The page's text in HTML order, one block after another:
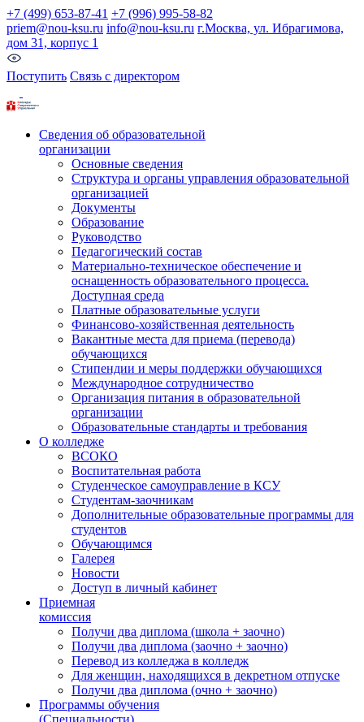
+7 (499) 653-87-41 +7 (996) 995-58-82
priem@nou-ksu.ru info@nou-ksu.ru г.Москва, ул. Ибрагимова,
дом 31, корпус 1
Поступить Связь с директором
Сведения об образовательной
организации
Основные сведения
Структура и органы управления образовательной
организацией
Документы
Образование
Руководство
Педагогический состав
Материально-техническое обеспечение и
оснащенность образовательного процесса.
Доступная среда
Платные образовательные услуги
Финансово-хозяйственная деятельность
Вакантные места для приема (перевода)
обучающихся
Стипендии и меры поддержки обучающихся
Международное сотрудничество
Организация питания в образовательной
организации
Образовательные стандарты и требования
О колледже
ВСОКО
Воспитательная работа
Студенческое самоуправление в КСУ
Студентам-заочникам
Дополнительные образовательные программы для
студентов
Обучающимся
Галерея
Новости
Доступ в личный кабинет
Приемная
комиссия
Получи два диплома (школа + заочно)
Получи два диплома (заочно + заочно)
Перевод из колледжа в колледж
Для женщин, находящихся в декретном отпуске
Получи два диплома (очно + заочно)
Программы обучения
(Специальности)